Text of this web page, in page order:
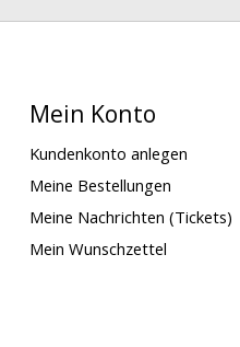
Mein Konto
Kundenkonto anlegen
Meine Bestellungen
Meine Nachrichten (Tickets)
Mein Wunschzettel